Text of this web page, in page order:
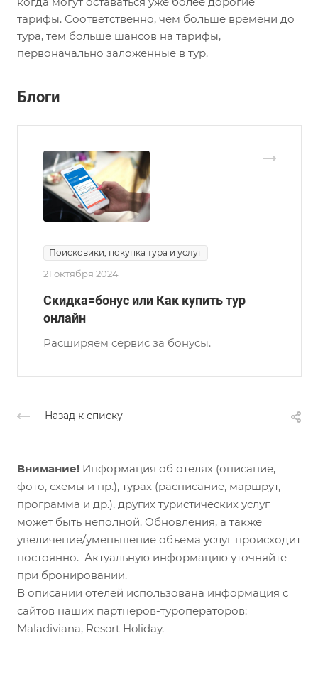
тарифы. Соответственно, чем больше времени до
тура, тем больше шансов на тарифы,
первоначально заложенные в тур.
Блоги
Поисковики, покупка тура и услуг
21 октября 2024
Скидка=бонус или Как купить тур
онлайн
Расширяем сервис за бонусы.
Назад к списку
Внимание! Информация об отелях (описание,
фото, схемы и пр.), турах (расписание, маршрут,
программа и др.), других туристических услуг
может быть неполной. Обновления, а также
увеличение/уменьшение объема услуг происходит
постоянно. Актуальную информацию уточняйте
при бронировании.
В описании отелей использована информация с
сайтов наших партнеров-туроператоров:
Maladiviana, Resort Holiday.